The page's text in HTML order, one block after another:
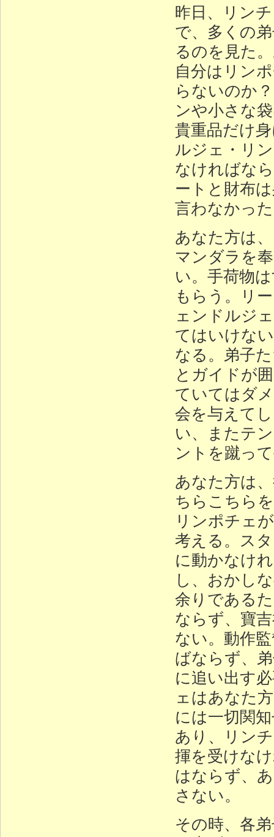
昨日、リン
で、多くの
るのを見た
自分はリン
らないのか
ンや小さな
貴重品だけ
ルジェ・リ
なければな
ートと財布
言わなかっ
あなた方は
マンダラを
い。手荷物
もらう。リ
ェンドルジ
てはいけな
なる。弟子
とガイドが
ていてはダ
会を与えて
い、またテ
ントを蹴っ
あなた方は
ちらこちら
リンポチェ
考える。ス
に動かなけ
し、おかし
余りである
ならず、寶
ない。動作
ばならず、
に追い出す
ェはあなた
には一切関
あり、リン
揮を受けな
はならず、
さない。
その時、各